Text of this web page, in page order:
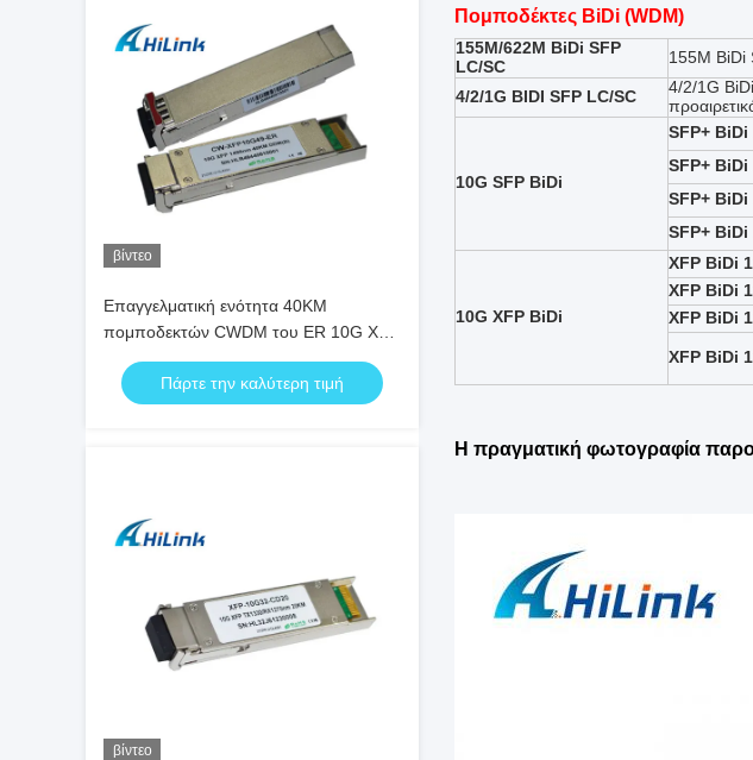
βίντεο
Επαγγελματική ενότητα 40KM
πομποδεκτών CWDM του ER 10G XFP
ντούμπλεξ 1490nm LC με DDM
Πάρτε την καλύτερη τιμή
βίντεο
Πομποδέκτες BiDi (WDM)
155M/622M BiDi SFP
LC/SC
155M BiDi
4/2/1G BIDI SFP LC/SC
4/2/1G
10G SFP BiDi
SFP+
SFP+
SFP+
SFP+
10G XFP BiDi
XFP BiDi
XFP BiDi
XFP BiDi
XFP BiDi
Η πραγματική φωτογραφία